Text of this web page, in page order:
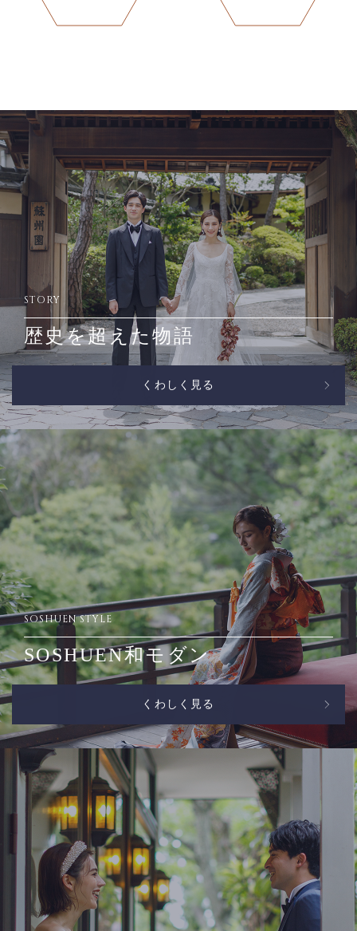
STORY
歴史を超えた物語
くわしく見る
SOSHUEN STYLE
SOSHUEN和モダン
くわしく見る